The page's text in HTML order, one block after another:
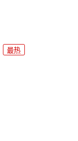
最热